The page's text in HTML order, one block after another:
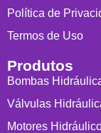
Política de
Termos de Uso
Produtos
Bombas
Válvulas
Motores